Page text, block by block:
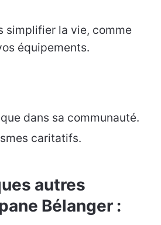
simplifier la vie, comme
équipements.
dans sa communauté.
caritatifs.
autres
Bélanger :